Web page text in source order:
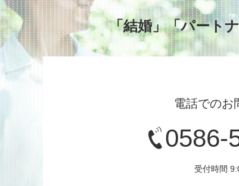
「結婚」「パート
電話でのお
0586-
受付時間